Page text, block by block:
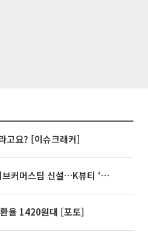
고요? [이슈크래커]
설…K뷰티 ‘글로벌 판매망’ 확대[K뷰티 라방戰]
율 1420원대 [포토]